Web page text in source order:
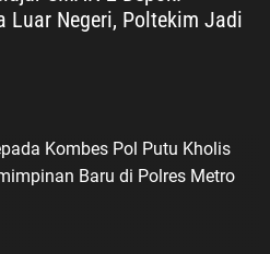
Luar Negeri, Poltekim Jadi